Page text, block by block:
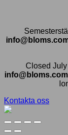
Closed
info@bloms.com
Kontakta oss